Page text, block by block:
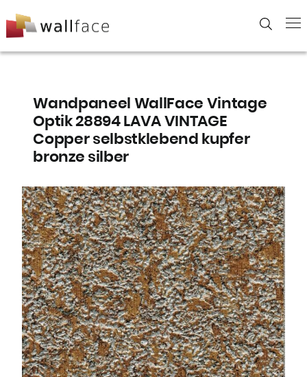
to
Wandpaneel WallFace Vintage
Optik 28894 LAVA VINTAGE
Copper selbstklebend kupfer
bronze silber